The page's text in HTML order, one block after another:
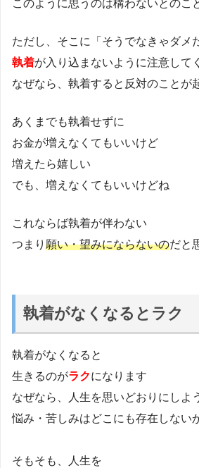
このように思うのは構わないとのこ
ただし、そこに「そうでなきゃダメ
執着が入り込まないように注意して
なぜなら、執着すると反対のことが
あくまでも執着せずに
お金が増えなくてもいいけど
増えたら嬉しい
でも、増えなくてもいいけどね
これならば執着が伴わない
つまり 願い・望みにならないのだと
執着がなくなるとラク
執着がなくなると
生きるのがラクになります
なぜなら、人生を思いどおりにしよ
悩み・苦しみはどこにも存在しない
そもそも、人生を